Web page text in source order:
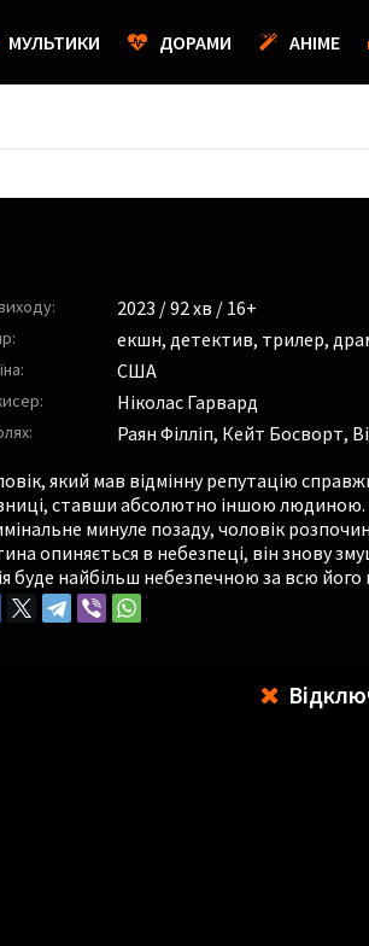
МУЛЬТИКИ ДОРАМИ АНІМЕ
2023 / 92 хв / 16+
екшн, детектив, трилер,
США
Ніколас Гарвард
Раян Філліп, Кейт Босворт,
який мав відмінну репутацію
ставши абсолютно іншою
минуле позаду, чоловік
опиняється в небезпеці, він знову
буде найбільш небезпечною за всю його